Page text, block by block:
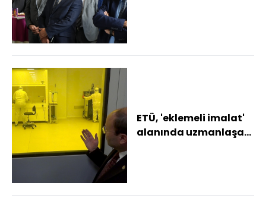
ETÜ, 'eklemeli imalat'
alanında uzmanlaşan